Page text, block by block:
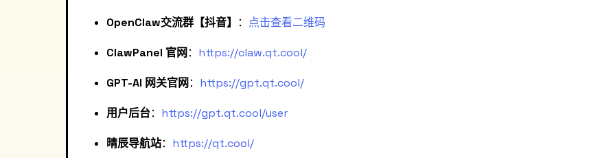
OpenClaw交流群【抖音】 ： 点击查看二维码
ClawPanel 官网 ： https://claw.qt.cool/
GPT-AI 网关官网 ： https://gpt.qt.cool/
用户后台： https://gpt.qt.cool/user
晴辰导航站： https://qt.cool/